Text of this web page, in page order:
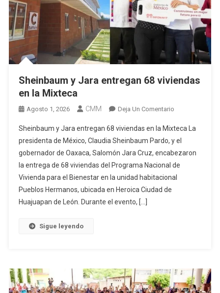
Sheinbaum y Jara entregan 68 viviendas
en la Mixteca
Agosto 1, 2026 CMM Deja Un ComentarioEn
Y
Jara
Entregan
68
Viviendas
Sheinbaum y Jara entregan 68 viviendas en la Mixteca La
presidenta de México, Claudia Sheinbaum Pardo, y el
gobernador de Oaxaca, Salomón Jara Cruz, encabezaron
la entrega de 68 viviendas del Programa Nacional de
Vivienda para el Bienestar en la unidad habitacional
Pueblos Hermanos, ubicada en Heroica Ciudad de
Huajuapan de León. Durante el evento, […]
Sigue leyendo